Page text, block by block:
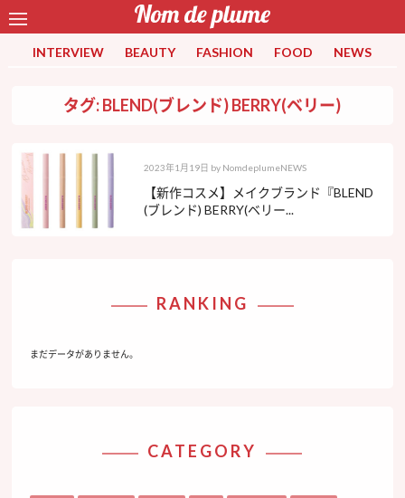
INTERVIEW BEAUTY FASHION FOOD NEWS
タグ: BLEND(ブレンド) BERRY(ベリー)
2023年1月19日 by NomdeplumeNEWS
【新作コスメ】メイクブランド『BLEND
(ブレンド) BERRY(ベリー...
RANKING
まだデータがありません。
CATEGORY